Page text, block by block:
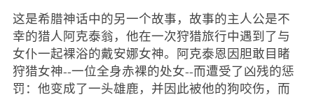
这是希腊神话中的另一个故事，故事的主人公是不
幸的猎人阿克泰翁，他在一次狩猎旅行中遇到了与
女仆一起裸浴的戴安娜女神。阿克泰恩因胆敢目睹
狩猎女神--一位全身赤裸的处女--而遭受了凶残的惩
罚：他变成了一头雄鹿，并因此被他的狗咬伤，而